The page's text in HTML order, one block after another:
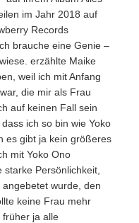
im Jahr 2018 auf
Records
brauche eine Genie –
erzählte Maike
weil ich mit Anfang
die mir als Frau
auf keinen Fall sein
ich so bin wie Yoko
es gibt ja kein größeres
mit Yoko Ono
Persönlichkeit,
wurde, den
keine Frau mehr
früher ja alle